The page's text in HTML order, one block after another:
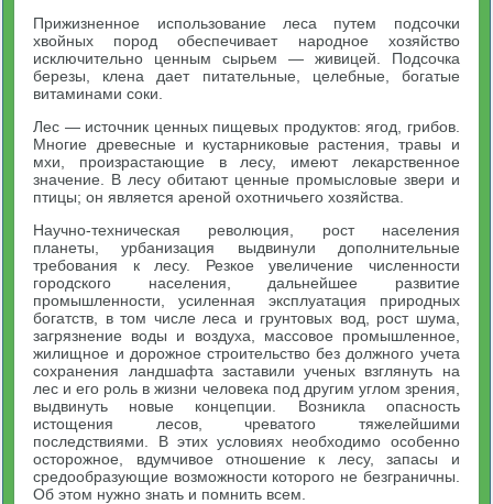
Прижизненное использование леса путем подсочки
хвойных пород обеспечивает народное хозяйство
исключительно ценным сырьем — живицей. Подсочка
березы, клена дает питательные, целебные, богатые
витаминами соки.
Лес — источник ценных пищевых продуктов: ягод, грибов.
Многие древесные и кустарниковые растения, травы и
мхи, произрастающие в лесу, имеют лекарственное
значение. В лесу обитают ценные промысловые звери и
птицы; он является ареной охотничьего хозяйства.
Научно-техническая революция, рост населения
планеты, урбанизация выдвинули дополнительные
требования к лесу. Резкое увеличение численности
городского населения, дальнейшее развитие
промышленности, усиленная эксплуатация природных
богатств, в том числе леса и грунтовых вод, рост шума,
загрязнение воды и воздуха, массовое промышленное,
жилищное и дорожное строительство без должного учета
сохранения ландшафта заставили ученых взглянуть на
лес и его роль в жизни человека под другим углом зрения,
выдвинуть новые концепции. Возникла опасность
истощения лесов, чреватого тяжелейшими
последствиями. В этих условиях необходимо особенно
осторожное, вдумчивое отношение к лесу, запасы и
средообразующие возможности которого не безграничны.
Об этом нужно знать и помнить всем.